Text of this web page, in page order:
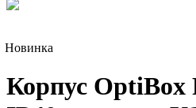
Новинка
Корпус OptiBox